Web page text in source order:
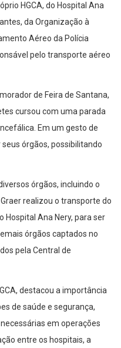
HGCA, do Hospital Ana
da Organização à
Aéreo da Polícia
pelo transporte aéreo
de Feira de Santana,
cursou com uma parada
Em um gesto de
órgãos, possibilitando
órgãos, incluindo o
realizou o transporte do
Hospital Ana Nery, para ser
órgãos captados no
pela Central de
destacou a importância
de saúde e segurança,
em operações
entre os hospitais, a